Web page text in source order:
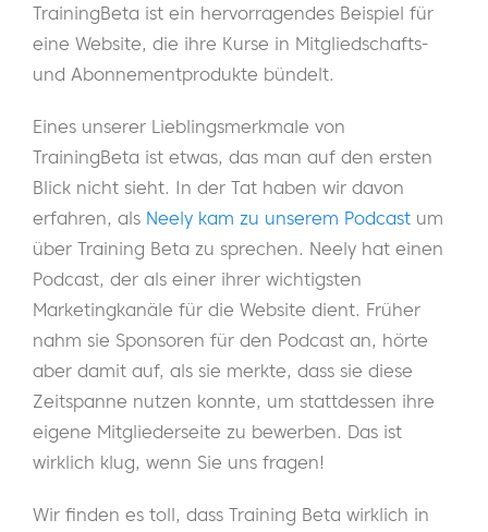
TrainingBeta ist ein hervorragendes Beispiel für
eine Website, die ihre Kurse in Mitgliedschafts-
und Abonnementprodukte bündelt.
Eines unserer Lieblingsmerkmale von
TrainingBeta ist etwas, das man auf den ersten
Blick nicht sieht. In der Tat haben wir davon
erfahren, als Neely kam zu unserem Podcast um
über Training Beta zu sprechen. Neely hat einen
Podcast, der als einer ihrer wichtigsten
Marketingkanäle für die Website dient. Früher
nahm sie Sponsoren für den Podcast an, hörte
aber damit auf, als sie merkte, dass sie diese
Zeitspanne nutzen konnte, um stattdessen ihre
eigene Mitgliederseite zu bewerben. Das ist
wirklich klug, wenn Sie uns fragen!
Wir finden es toll, dass Training Beta wirklich in